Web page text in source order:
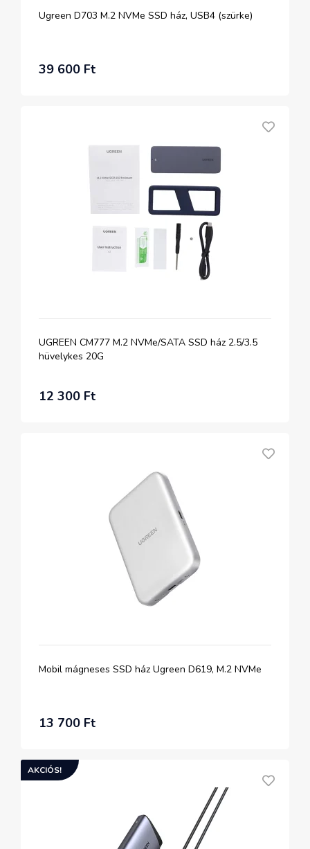
Ugreen D703 M.2 NVMe SSD ház, USB4 (szürke)
39 600 Ft
UGREEN CM777 M.2 NVMe/SATA SSD ház 2.5/3.5
hüvelykes 20G
12 300 Ft
Mobil mágneses SSD ház Ugreen D619, M.2 NVMe
13 700 Ft
AKCIÓS!